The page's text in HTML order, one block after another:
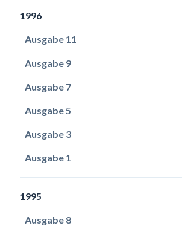
1996
Ausgabe 11
Ausgabe 9
Ausgabe 7
Ausgabe 5
Ausgabe 3
Ausgabe 1
1995
Ausgabe 8